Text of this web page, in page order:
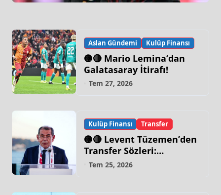
Aslan Gündemi Kulüp Finansı
🟡🔴 Mario Lemina’dan
Galatasaray İtirafı!
Tem 27, 2026
Kulüp Finansı Transfer
🟡🔴 Levent Tüzemen’den
Transfer Sözleri:
“Galatasaray’ın Zirve
Tem 25, 2026